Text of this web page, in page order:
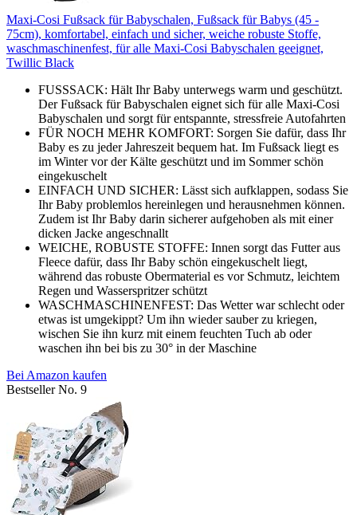
Maxi-Cosi Fußsack für Babyschalen, Fußsack für Babys (45 -
75cm), komfortabel, einfach und sicher, weiche robuste Stoffe,
waschmaschinenfest, für alle Maxi-Cosi Babyschalen geeignet,
Twillic Black
FUSSSACK: Hält Ihr Baby unterwegs warm und geschützt.
Der Fußsack für Babyschalen eignet sich für alle Maxi-Cosi
Babyschalen und sorgt für entspannte, stressfreie Autofahrten
FÜR NOCH MEHR KOMFORT: Sorgen Sie dafür, dass Ihr
Baby es zu jeder Jahreszeit bequem hat. Im Fußsack liegt es
im Winter vor der Kälte geschützt und im Sommer schön
eingekuschelt
EINFACH UND SICHER: Lässt sich aufklappen, sodass Sie
Ihr Baby problemlos hereinlegen und herausnehmen können.
Zudem ist Ihr Baby darin sicherer aufgehoben als mit einer
dicken Jacke angeschnallt
WEICHE, ROBUSTE STOFFE: Innen sorgt das Futter aus
Fleece dafür, dass Ihr Baby schön eingekuschelt liegt,
während das robuste Obermaterial es vor Schmutz, leichtem
Regen und Wasserspritzer schützt
WASCHMASCHINENFEST: Das Wetter war schlecht oder
etwas ist umgekippt? Um ihn wieder sauber zu kriegen,
wischen Sie ihn kurz mit einem feuchten Tuch ab oder
waschen ihn bei bis zu 30° in der Maschine
Bei Amazon kaufen
Bestseller No. 9